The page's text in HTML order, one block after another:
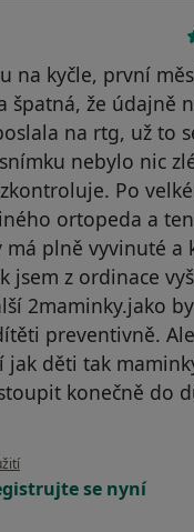
na kyčle, první
špatná, že údajně
na rtg, už to
nebylo nic
Po
ortopeda a
plně vyvinuté a
jsem z ordinace
2maminky.jako
preventivně. Ale
děti tak
konečně do
Váš účet byl odstraněn
se nyní